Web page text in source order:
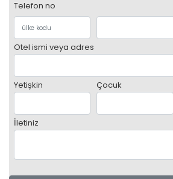
Telefon no
Otel ismi veya adres
Yetişkin Çocuk
İletiniz